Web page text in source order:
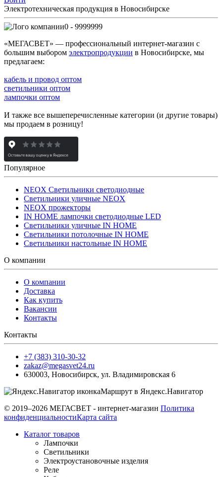
Электротехническая продукция в Новосибирске
0 - 9999999
«МЕГАСВЕТ» — профессиональный интернет-магазин с
большим выбором электропродукции в Новосибирске, мы
предлагаем:
кабель и провод оптом
светильники оптом
лампочки оптом
И также все вышеперечисленные категории (и другие товары)
мы продаем в розницу!
Популярное
NEOX Светильники светодиодные
Светильники уличные NEOX
NEOX прожекторы
IN HOME лампочки светодиодные LED
Светильники уличные IN HOME
Светильники потолочные IN HOME
Светильники настольные IN HOME
О компании
О компании
Доставка
Как купить
Вакансии
Контакты
Контакты
+7 (383) 310-30-32
zakaz@megasvet24.ru
630003, Новосибирск, ул. Владимировская 6
Маршрут в Яндекс.Навигатор
© 2019–2026 МЕГАСВЕТ - интернет-магазин Политика
конфиденциальностиКарта сайта
Каталог товаров
Лампочки
Светильники
Электроустановочные изделия
Реле